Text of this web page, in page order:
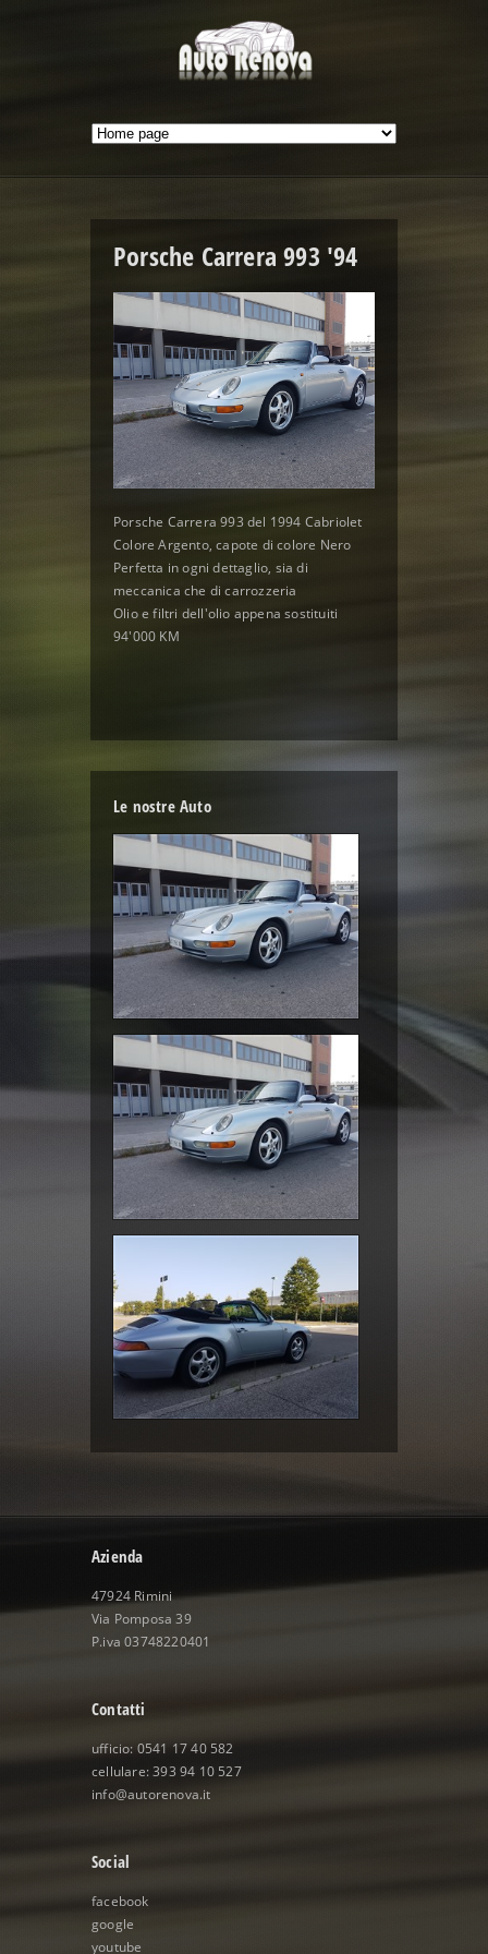
Porsche Carrera 993 '94
Porsche Carrera 993 del 1994 Cabriolet
Colore Argento, capote di colore Nero
Perfetta in ogni dettaglio, sia di
meccanica che di carrozzeria
Olio e filtri dell'olio appena sostituiti
94'000 KM
Le nostre Auto
Azienda
47924 Rimini
Via Pomposa 39
P.iva 03748220401
Contatti
ufficio: 0541 17 40 582
cellulare: 393 94 10 527
info@autorenova.it
Social
facebook
google
youtube